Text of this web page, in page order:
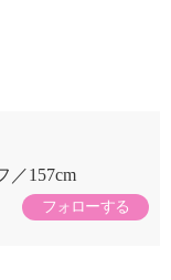
157cm
フォローする